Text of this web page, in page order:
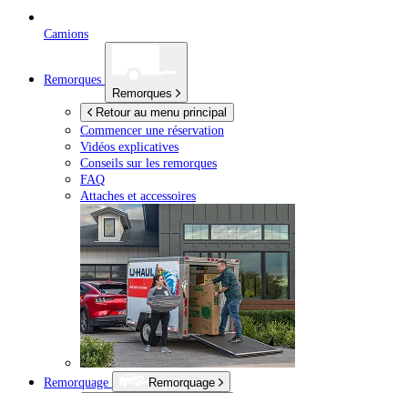
Camions
Remorques
Remorques
Retour au menu principal
Commencer une réservation
Vidéos explicatives
Conseils sur les remorques
FAQ
Attaches et accessoires
Remorquage
Remorquage